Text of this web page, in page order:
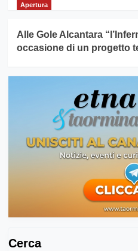
Apertura
Alle Gole Alcantara
occasione di un progetto
Cerca